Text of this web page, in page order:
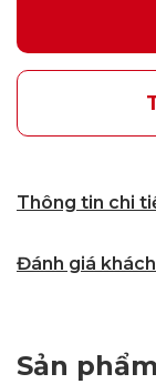
Thông tin chi
Đánh giá
Sản